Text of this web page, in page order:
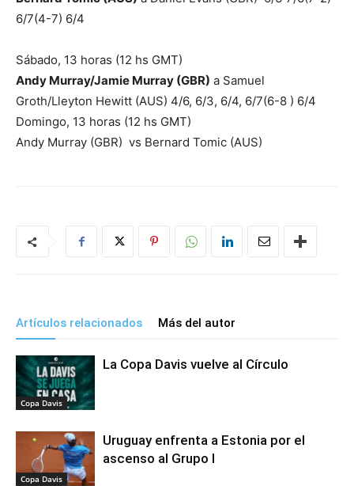
6/7(4-7) 6/4
Sábado, 13 horas (12 hs GMT)
Andy Murray/Jamie Murray (GBR) a Samuel
Groth/Lleyton Hewitt (AUS) 4/6, 6/3, 6/4, 6/7(6-8 ) 6/4
Domingo, 13 horas (12 hs GMT)
Andy Murray (GBR) vs Bernard Tomic (AUS)
Artículos relacionados Más del autor
Copa Davis
La Copa Davis vuelve al Círculo
Copa Davis
Uruguay enfrenta a Estonia por el
ascenso al Grupo I